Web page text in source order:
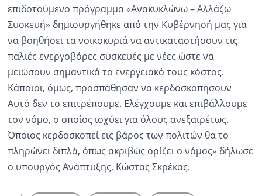
επιδοτούμενο πρόγραμμα «Ανακυκλώνω – Αλλάζω
Συσκευή» δημιουργήθηκε από την Κυβέρνησή μας για
να βοηθήσει τα νοικοκυριά να αντικαταστήσουν τις
παλιές ενεργοβόρες συσκευές με νέες ώστε να
μειώσουν σημαντικά το ενεργειακό τους κόστος.
Κάποιοι, όμως, προσπάθησαν να κερδοσκοπήσουν
Αυτό δεν το επιτρέπουμε. Ελέγχουμε και επιβάλλουμε
τον νόμο, ο οποίος ισχύει για όλους ανεξαιρέτως.
Όποιος κερδοσκοπεί εις βάρος των πολιτών θα το
πληρώνει διπλά, όπως ακριβώς ορίζει ο νόμος» δήλωσε
ο υπουργός Ανάπτυξης, Κώστας Σκρέκας.